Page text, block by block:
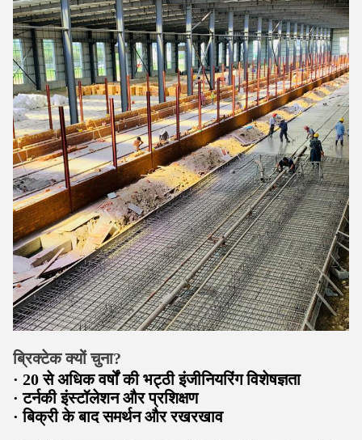
ब्रिक्टेक क्यों चुना?
· 20 से अधिक वर्षों की भट्ठी इंजीनियरिंग विशेषज्ञता
· टर्नकी इंस्टॉलेशन और प्रशिक्षण
· बिक्री के बाद समर्थन और रखरखाव